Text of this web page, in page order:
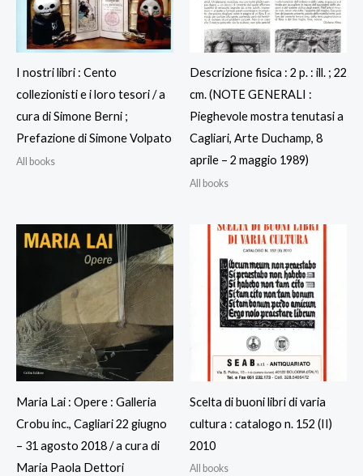
I nostri libri : Cento
collezionisti e i loro tesori / a
cura di Simone Berni ;
Prefazione di Simone Volpato
All books
Descrizione fisica : 2 p. : ill. ; 22
cm. (NOTE GENERALI :
Pieghevole mostra tenutasi a
Cagliari, Arte Duchamp, 8
aprile – 2 maggio 1989)
All books
Maria Lai : Opere : Galleria
Crobu inc., Cagliari 22 giugno
– 31 agosto 2018 / a cura di
Maria Paola Dettori
Scelta di buoni libri di varia
cultura : catalogo n. 152 (II)
2010
All books